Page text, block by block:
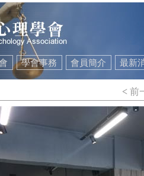
學會事務 會員簡介 最新
< 前